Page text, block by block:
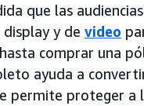
que las
y de video
comprar una
ayuda a
permite proteger a